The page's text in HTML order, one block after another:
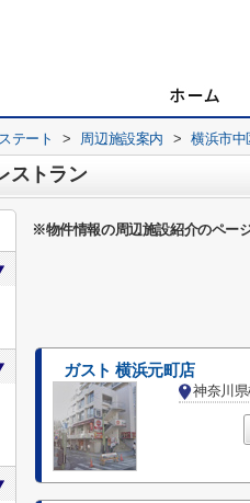
テート > 周辺施設案内 > 横浜市中
ストラン
※物件情報の周辺施設紹介のペー
ガスト 横浜元町店